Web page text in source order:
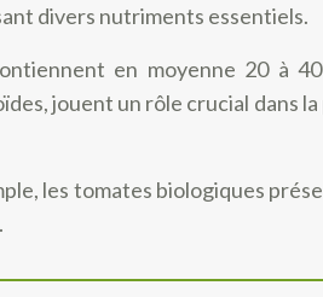
divers nutriments essentiels.
en moyenne 20 à
jouent un rôle crucial dans
les tomates biologiques